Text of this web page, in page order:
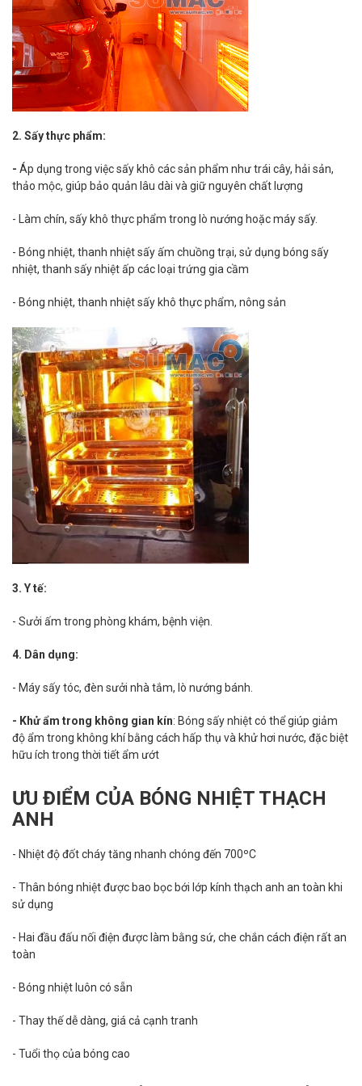
2. Sấy thực phẩm:
- Áp dụng trong việc sấy khô các sản phẩm như trái cây, hải sản,
thảo mộc, giúp bảo quản lâu dài và giữ nguyên chất lượng
- Làm chín, sấy khô thực phẩm trong lò nướng hoặc máy sấy.
- Bóng nhiệt, thanh nhiệt sấy ấm chuồng trại, sử dụng bóng sấy
nhiệt, thanh sấy nhiệt ấp các loại trứng gia cầm
- Bóng nhiệt, thanh nhiệt sấy khô thực phẩm, nông sản
3. Y tế:
- Sưởi ấm trong phòng khám, bệnh viện.
4. Dân dụng:
- Máy sấy tóc, đèn sưởi nhà tắm, lò nướng bánh.
- Khử ẩm trong không gian kín: Bóng sấy nhiệt có thể giúp giảm
độ ẩm trong không khí bằng cách hấp thụ và khử hơi nước, đặc biệt
hữu ích trong thời tiết ẩm ướt
ƯU ĐIỂM CỦA BÓNG NHIỆT THẠCH
ANH
- Nhiệt độ đốt cháy tăng nhanh chóng đến 700ºC
- Thân bóng nhiệt được bao bọc bới lớp kính thạch anh an toàn khi
sử dụng
- Hai đầu đấu nối điện được làm bằng sứ, che chắn cách điện rất an
toàn
- Bóng nhiệt luôn có sẵn
- Thay thế dễ dàng, giá cả cạnh tranh
- Tuổi thọ của bóng cao